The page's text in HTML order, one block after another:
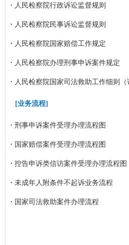
· 人民检察院行政诉讼监督规则
· 人民检察院民事诉讼监督规则
· 人民检察院国家赔偿工作规定
· 人民检察院办理刑事申诉案件规定
· 人民检察院国家司法救助工作细则（
[业务流程]
· 刑事申诉案件受理办理流程图
· 国家赔偿案件受理办理流程图
· 控告申诉类信访案件受理办理流程图
· 未成年人附条件不起诉业务流程
· 国家司法救助案件办理流程